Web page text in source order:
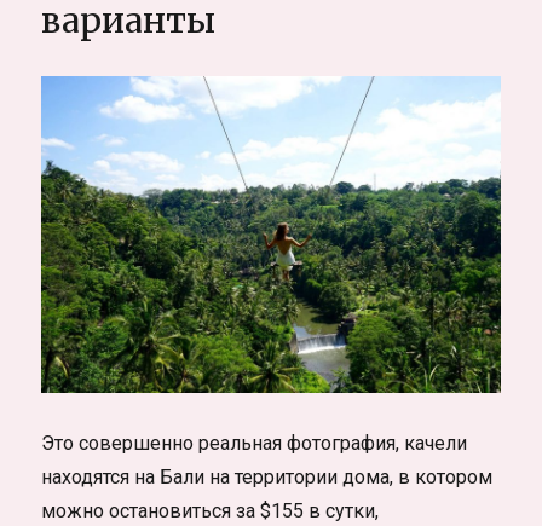
варианты
Это совершенно реальная фотография, качели
находятся на Бали на территории дома, в котором
можно остановиться за $155 в сутки,